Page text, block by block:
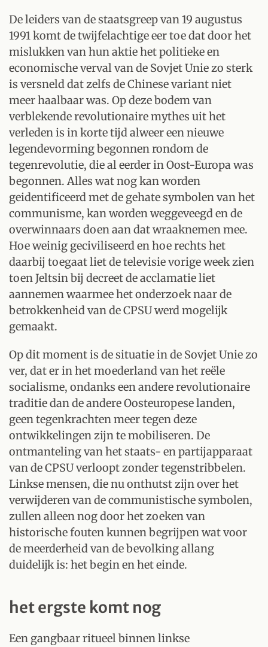
De leiders van de staatsgreep van 19 augustus
1991 komt de twijfelachtige eer toe dat door het
mislukken van hun aktie het politieke en
economische verval van de Sovjet Unie zo sterk
is versneld dat zelfs de Chinese variant niet
meer haalbaar was. Op deze bodem van
verblekende revolutionaire mythes uit het
verleden is in korte tijd alweer een nieuwe
legendevorming begonnen rondom de
tegenrevolutie, die al eerder in Oost-Europa was
begonnen. Alles wat nog kan worden
geidentificeerd met de gehate symbolen van het
communisme, kan worden weggeveegd en de
overwinnaars doen aan dat wraaknemen mee.
Hoe weinig geciviliseerd en hoe rechts het
daarbij toegaat liet de televisie vorige week zien
toen Jeltsin bij decreet de acclamatie liet
aannemen waarmee het onderzoek naar de
betrokkenheid van de CPSU werd mogelijk
gemaakt.
Op dit moment is de situatie in de Sovjet Unie zo
ver, dat er in het moederland van het reële
socialisme, ondanks een andere revolutionaire
traditie dan de andere Oosteuropese landen,
geen tegenkrachten meer tegen deze
ontwikkelingen zijn te mobiliseren. De
ontmanteling van het staats- en partijapparaat
van de CPSU verloopt zonder tegenstribbelen.
Linkse mensen, die nu onthutst zijn over het
verwijderen van de communistische symbolen,
zullen alleen nog door het zoeken van
historische fouten kunnen begrijpen wat voor
de meerderheid van de bevolking allang
duidelijk is: het begin en het einde.
het ergste komt nog
Een gangbaar ritueel binnen linkse